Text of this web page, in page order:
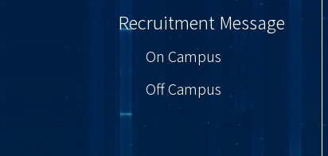
Recruitment Message
On Campus
Off Campus